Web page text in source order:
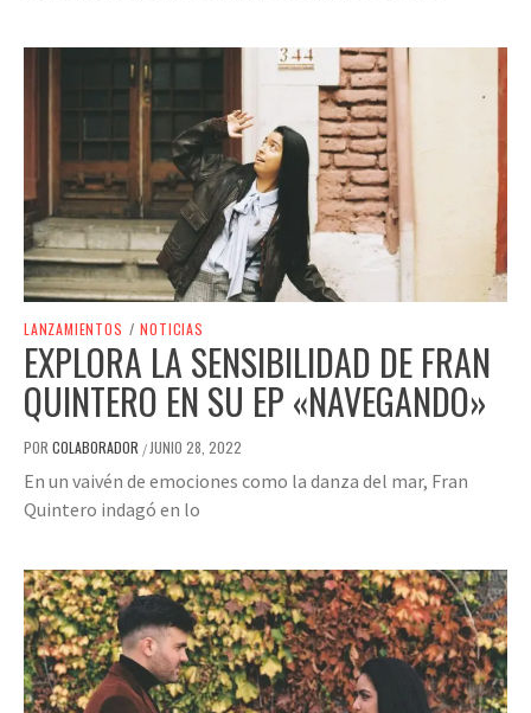
LANZAMIENTOS / NOTICIAS
EXPLORA LA SENSIBILIDAD DE FRAN
QUINTERO EN SU EP «NAVEGANDO»
POR COLABORADOR / JUNIO 28, 2022
En un vaivén de emociones como la danza del mar, Fran
Quintero indagó en lo